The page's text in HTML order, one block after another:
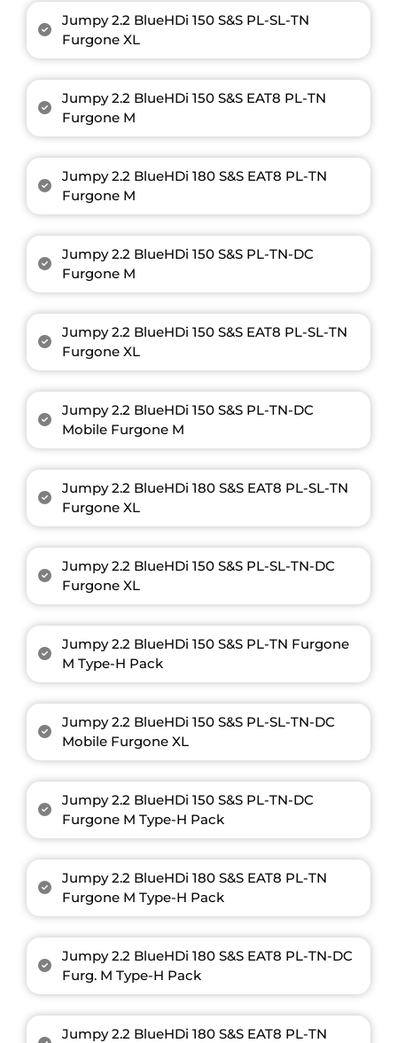
Jumpy 2.2 BlueHDi 150 S&S PL-SL-TN
Furgone XL
Jumpy 2.2 BlueHDi 150 S&S EAT8 PL-TN
Furgone M
Jumpy 2.2 BlueHDi 180 S&S EAT8 PL-TN
Furgone M
Jumpy 2.2 BlueHDi 150 S&S PL-TN-DC
Furgone M
Jumpy 2.2 BlueHDi 150 S&S EAT8 PL-SL-TN
Furgone XL
Jumpy 2.2 BlueHDi 150 S&S PL-TN-DC
Mobile Furgone M
Jumpy 2.2 BlueHDi 180 S&S EAT8 PL-SL-TN
Furgone XL
Jumpy 2.2 BlueHDi 150 S&S PL-SL-TN-DC
Furgone XL
Jumpy 2.2 BlueHDi 150 S&S PL-TN Furgone
M Type-H Pack
Jumpy 2.2 BlueHDi 150 S&S PL-SL-TN-DC
Mobile Furgone XL
Jumpy 2.2 BlueHDi 150 S&S PL-TN-DC
Furgone M Type-H Pack
Jumpy 2.2 BlueHDi 180 S&S EAT8 PL-TN
Furgone M Type-H Pack
Jumpy 2.2 BlueHDi 180 S&S EAT8 PL-TN-DC
Furg. M Type-H Pack
Jumpy 2.2 BlueHDi 180 S&S EAT8 PL-TN